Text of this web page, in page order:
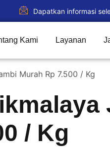
Dapatkan informasi
Kami Layanan
Murah Rp 7.500 / Kg
/ Kg